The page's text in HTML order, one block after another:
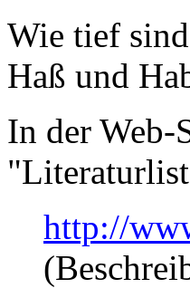
Wie tief
Haß und
In der Web-
http://